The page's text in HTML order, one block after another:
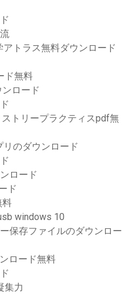
トラス無料ダウンロード
ド無料
ロード
トリープラクティスpdf無
のダウンロード
ロード
ド
料
windows 10
保存ファイルのダウンロー
ロード無料
集力